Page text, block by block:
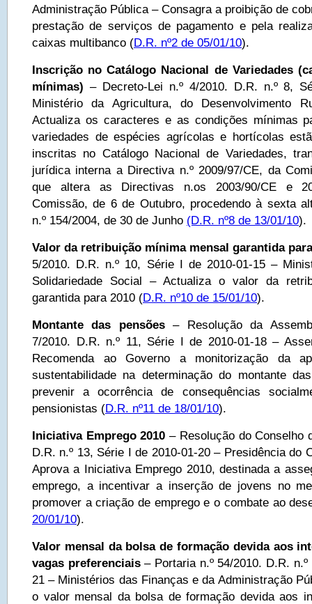
Administração Pública – Consagra a proibição de
prestação de serviços de pagamento e pela
caixas multibanco (D.R. nº2 de 05/01/10).
Inscrição no Catálogo Nacional de Variedades
mínimas) – Decreto-Lei n.º 4/2010. D.R. n.º 8,
Ministério da Agricultura, do Desenvolvimento
Actualiza os caracteres e as condições mínimas
variedades de espécies agrícolas e hortícolas
inscritas no Catálogo Nacional de Variedades,
jurídica interna a Directiva n.º 2009/97/CE, da
que altera as Directivas n.os 2003/90/CE e
Comissão, de 6 de Outubro, procedendo à sexta
n.º 154/2004, de 30 de Junho (D.R. nº8 de 13/01/10).
Valor da retribuição mínima mensal garantida
5/2010. D.R. n.º 10, Série I de 2010-01-15 –
Solidariedade Social – Actualiza o valor da
garantida para 2010 (D.R. nº10 de 15/01/10).
Montante das pensões– Resolução da
7/2010. D.R. n.º 11, Série I de 2010-01-18 –
Recomenda ao Governo a monitorização da
sustentabilidade na determinação do montante
prevenir a ocorrência de consequências
pensionistas (D.R. nº11 de 18/01/10).
Iniciativa Emprego 2010 – Resolução do Conselho
D.R. n.º 13, Série I de 2010-01-20 – Presidência do
Aprova a Iniciativa Emprego 2010, destinada a
emprego, a incentivar a inserção de jovens no
promover a criação de emprego e o combate ao
20/01/10).
Valor mensal da bolsa de formação devida aos
vagas preferenciais– Portaria n.º 54/2010. D.R.
21 – Ministérios das Finanças e da Administração
o valor mensal da bolsa de formação devida aos